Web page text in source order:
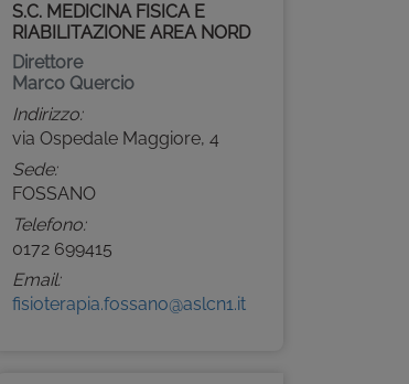
S.C. MEDICINA FISICA E
RIABILITAZIONE AREA NORD
Direttore
Marco Quercio
Indirizzo:
via Ospedale Maggiore, 4
Sede:
FOSSANO
Telefono:
0172 699415
Email:
fisioterapia.fossano@aslcn1.it